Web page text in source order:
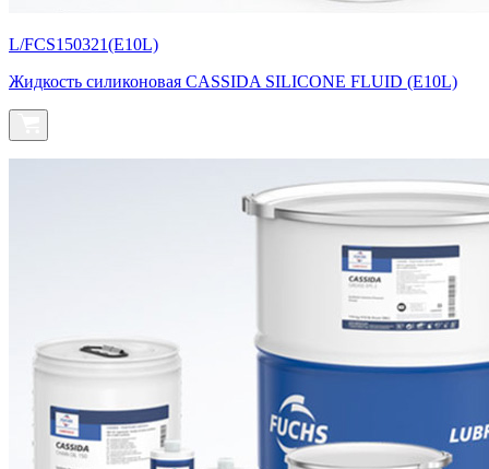
L/FCS150321(E10L)
Жидкость силиконовая CASSIDA SILICONE FLUID (E10L)